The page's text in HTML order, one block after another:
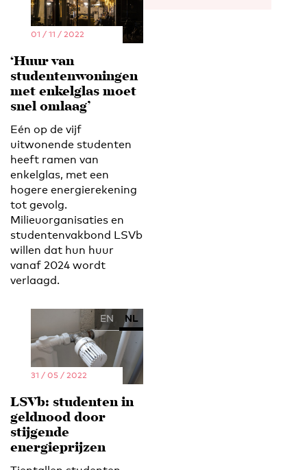
01 / 11 / 2022
‘Huur van
studentenwoningen
met enkelglas moet
snel omlaag’
Eén op de vijf
uitwonende studenten
heeft ramen van
enkelglas, met een
hogere energierekening
tot gevolg.
Milieuorganisaties en
studentenvakbond LSVb
willen dat hun huur
vanaf 2024 wordt
verlaagd.
EN NL
31 / 05 / 2022
LSVb: studenten in
geldnood door
stijgende
energieprijzen